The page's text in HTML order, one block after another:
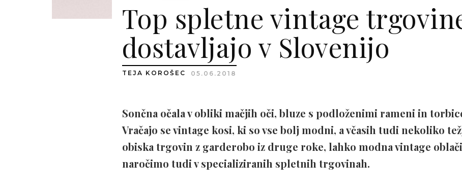
Top spletne vintage
dostavljajo v Slovenijo
TEJA KOROŠEC 05.06.2018
Sončna očala v obliki mačjih oči, bluze s podloženimi rameni in
Vračajo se vintage kosi, ki so vse bolj modni, a včasih tudi nekoliko
obiska trgovin z garderobo iz druge roke, lahko modna vintage
naročimo tudi v specializiranih spletnih trgovinah.